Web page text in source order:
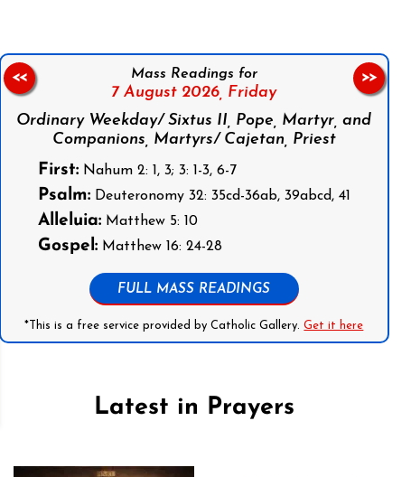
Mass Readings for
7 August 2026, Friday
Ordinary Weekday/ Sixtus II, Pope, Martyr, and
Companions, Martyrs/ Cajetan, Priest
First:Nahum 2: 1, 3; 3: 1-3, 6-7
Psalm:Deuteronomy 32: 35cd-36ab, 39abcd, 41
Alleluia:Matthew 5: 10
Gospel:Matthew 16: 24-28
FULL MASS READINGS
*This is a free service provided by Catholic Gallery.Get it here
<< >>
Latest in Prayers